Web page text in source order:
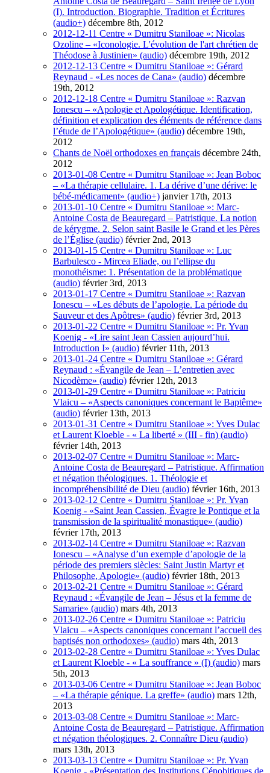
(I). Introduction. Biographie. Tradition et Écritures
(audio+) décembre 8th, 2012
2012-12-11 Centre « Dumitru Staniloae »: Nicolas
Ozoline – «Iconologie. L'évolution de l'art chrétien de
Théodose à Justinien» (audio) décembre 19th, 2012
2012-12-13 Centre « Dumitru Staniloae »: Gérard
Reynaud - «Les noces de Cana» (audio) décembre
19th, 2012
2012-12-18 Centre « Dumitru Staniloae »: Razvan
Ionescu – «Apologie et Apologétique. Identification,
définition et explication des éléments de référence dans
l’étude de l’Apologétique» (audio) décembre 19th,
2012
Chants de Noël orthodoxes en français décembre 24th,
2012
2013-01-08 Centre « Dumitru Staniloae »: Jean Boboc
– «La thérapie cellulaire. 1. La dérive d’une dérive: le
bébé-médicament» (audio+) janvier 17th, 2013
2013-01-10 Centre « Dumitru Staniloae »: Marc-
Antoine Costa de Beauregard – Patristique. La notion
de kérygme. 2. Selon saint Basile le Grand et les Pères
de l’Église (audio) février 2nd, 2013
2013-01-15 Centre « Dumitru Staniloae »: Luc
Barbulesco - Mircea Eliade, ou l’ellipse du
monothéisme: 1. Présentation de la problématique
(audio) février 3rd, 2013
2013-01-17 Centre « Dumitru Staniloae »: Razvan
Ionescu – «Les débuts de l’apologie. La période du
Sauveur et des Apôtres» (audio) février 3rd, 2013
2013-01-22 Centre « Dumitru Staniloae »: Pr. Yvan
Koenig - «Lire saint Jean Cassien aujourd’hui.
Introduction I» (audio) février 11th, 2013
2013-01-24 Centre « Dumitru Staniloae »: Gérard
Reynaud : «Évangile de Jean – L’entretien avec
Nicodème» (audio) février 12th, 2013
2013-01-29 Centre « Dumitru Staniloae »: Patriciu
Vlaicu – «Aspects canoniques concernant le Baptême»
(audio) février 13th, 2013
2013-01-31 Centre « Dumitru Staniloae »: Yves Dulac
et Laurent Kloeble - « La liberté » (III - fin) (audio)
février 14th, 2013
2013-02-07 Centre « Dumitru Staniloae »: Marc-
Antoine Costa de Beauregard – Patristique. Affirmation
et négation théologiques. 1. Théologie et
incompréhensibilité de Dieu (audio) février 16th, 2013
2013-02-12 Centre « Dumitru Staniloae »: Pr. Yvan
Koenig - «Saint Jean Cassien, Évagre le Pontique et la
transmission de la spiritualité monastique» (audio)
février 17th, 2013
2013-02-14 Centre « Dumitru Staniloae »: Razvan
Ionescu – «Analyse d’un exemple d’apologie de la
période des premiers siècles: Saint Justin Martyr et
Philosophe, Apologie» (audio) février 18th, 2013
2013-02-21 Centre « Dumitru Staniloae »: Gérard
Reynaud : «Évangile de Jean – Jésus et la femme de
Samarie» (audio) mars 4th, 2013
2013-02-26 Centre « Dumitru Staniloae »: Patriciu
Vlaicu – «Aspects canoniques concernant l’accueil des
baptisés non orthodoxes» (audio) mars 4th, 2013
2013-02-28 Centre « Dumitru Staniloae »: Yves Dulac
et Laurent Kloeble - « La souffrance » (I) (audio) mars
5th, 2013
2013-03-06 Centre « Dumitru Staniloae »: Jean Boboc
– «La thérapie génique. La greffe» (audio) mars 12th,
2013
2013-03-08 Centre « Dumitru Staniloae »: Marc-
Antoine Costa de Beauregard – Patristique. Affirmation
et négation théologiques. 2. Connaître Dieu (audio)
mars 13th, 2013
2013-03-13 Centre « Dumitru Staniloae »: Pr. Yvan
Koenig - «Présentation des Institutions Cénobitiques de